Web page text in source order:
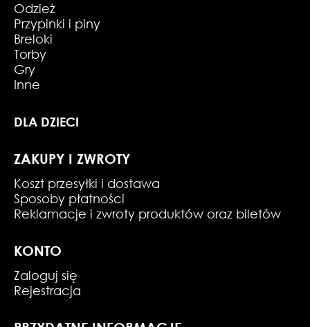
Odzież
Przypinki i piny
Breloki
Torby
Gry
Inne
DLA DZIECI
ZAKUPY I ZWROTY
Koszt przesyłki i dostawa
Sposoby płatności
Reklamacje i zwroty produktów oraz biletów
KONTO
Zaloguj się
Rejestracja